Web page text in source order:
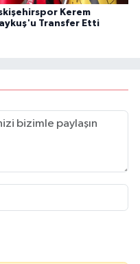
Kerem
Transfer Etti